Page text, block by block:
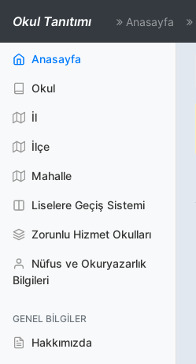
Okul Tanıtımı Anasayfa
Anasayfa
Okul
İl
İlçe
Mahalle
Liselere Geçiş Sistemi
Zorunlu Hizmet Okulları
Nüfus ve Okuryazarlık
Bilgileri
GENEL BILGILER
Hakkımızda